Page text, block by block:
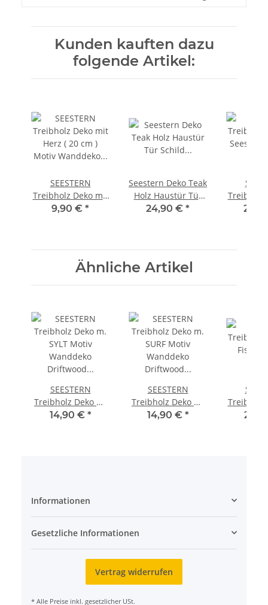
Kunden kauften dazu
folgende Artikel:
SEESTERN
Treibholz Deko mit
Herz ( 20 cm )
9,90 € *
Seestern Deko Teak
Holz Haustür Tür
Schild Welcome
24,90 € *
Treibholz
Ähnliche Artikel
SEESTERN
Treibholz Deko m.
SYLT Motiv
14,90 € *
SEESTERN
Treibholz Deko m.
SURF Motiv
14,90 € *
Treibholz
Fisch
Informationen
Gesetzliche Informationen
Vertrag widerrufen
* Alle Preise inkl. gesetzlicher USt.